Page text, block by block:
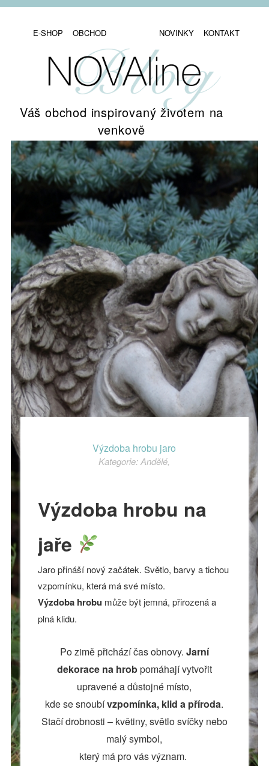
E-SHOP OBCHOD NOVINKY KONTAKT
Váš obchod inspirovaný životem na
venkově
Výzdoba hrobu jaro
Kategorie:Andělé,
Výzdoba hrobu na
jaře
Jaro přináší nový začátek. Světlo, barvy a tichou
vzpomínku, která má své místo.
Výzdoba hrobu může být jemná, přirozená a
plná klidu.
Po zimě přichází čas obnovy. Jarní
dekorace na hrobpomáhají vytvořit
upravené a důstojné místo,
kde se snoubívzpomínka, klid a příroda.
Stačí drobnosti – květiny, světlo svíčky nebo
malý symbol,
který má pro vás význam.